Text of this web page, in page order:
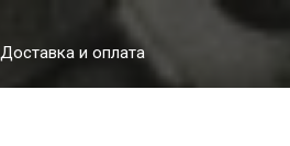
Доставка и оплата